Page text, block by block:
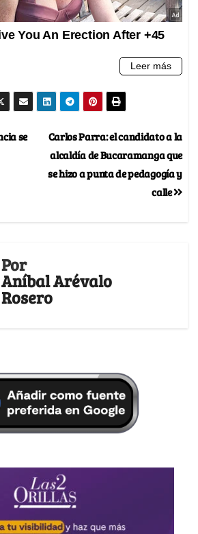
Carlos Parra: el candidato a la
alcaldía de Bucaramanga que
se hizo a punta de pedagogía y
calle
se
Por
Aníbal Arévalo
Rosero